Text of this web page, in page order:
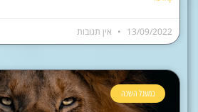
13/09/2022 אין תגובות
במעגל השנה